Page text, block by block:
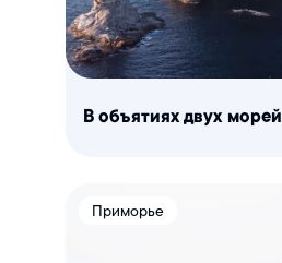
В объятиях двух морей
Приморье